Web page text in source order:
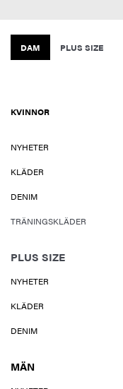
DAM PLUS SIZE
KVINNOR
NYHETER
KLÄDER
DENIM
TRÄNINGSKLÄDER
PLUS SIZE
NYHETER
KLÄDER
DENIM
MÄN